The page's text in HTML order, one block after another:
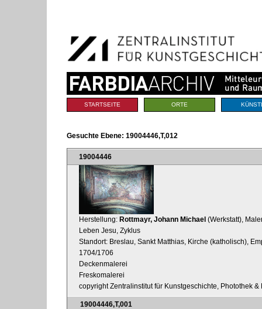
Navigation
Sektionen
STARTSEITE ORTE
Gesuchte Ebene: 19004446,T,012
19004446
Herstellung: Rottmayr, Johann Michael (Werkstatt),
Leben Jesu, Zyklus
Standort: Breslau, Sankt Matthias, Kirche (katholisch),
1704/1706
Deckenmalerei
Freskomalerei
copyright Zentralinstitut für Kunstgeschichte, Photothek &
19004446,T,001